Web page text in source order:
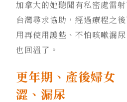
加拿大的她聽聞有私密處雷
台灣尋求協助，經過療程之
用再使用護墊、不怕咳嗽漏
也回溫了。
更年期、產後婦女
澀、漏尿